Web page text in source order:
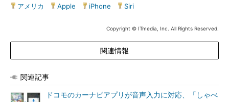
アメリカ
Apple iPhone Siri
Copyright © ITmedia, Inc. All Rights Reserved.
関連情報
関連記事
ドコモのカーナビアプリが音声入力に対応、「しゃべ